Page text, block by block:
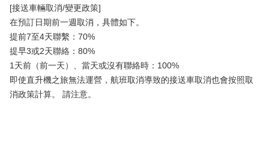
[接送車輛取消/變更政策]
在預訂日期前一週取消，具體如下。
提前7至4天聯繫：70%
提早3或2天聯絡：80%
1天前（前一天）、當天或沒有聯絡時：100%
即使直升機之旅無法運營，航班取消導致的接送車取消也會按照取
消政策計算。 請注意。